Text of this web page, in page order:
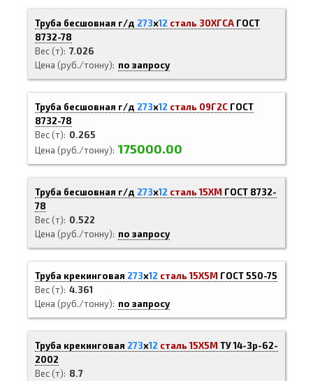
Труба бесшовная г/д 273х12 сталь 30ХГСА ГОСТ
8732-78
Вес (т) 7.026
Цена (руб./тонну)
по запросу
Труба бесшовная г/д 273х12 сталь 09Г2С ГОСТ
8732-78
Вес (т)
0.265
Цена (руб./тонну) 175000.00
Труба бесшовная г/д 273х12 сталь 15ХМ ГОСТ 8732-
78
Вес (т)
0.522
Цена (руб./тонну)
по запросу
Труба крекинговая 273х12 сталь 15Х5М ГОСТ 550-75
Вес (т) 4.361
Цена (руб./тонну)
по запросу
Труба крекинговая 273х12 сталь 15Х5М ТУ 14-3р-62-
2002
Вес (т)
8.7